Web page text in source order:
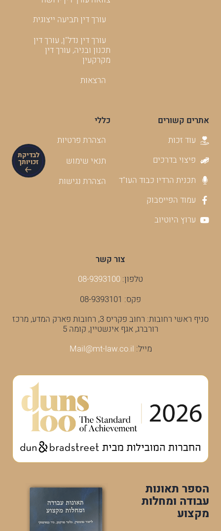
לבדיקת
זכויותך
עורך דין תביעה ייצוגית
עורך דין נדל"ן, עורך דין
תכנון ובניה, עורך דין
מקרקעין
הרצאות
אתרים קשורים
עוד זכות
פיצוי בדרכים
תכנית הרדיו כבוד העו"ד
עמוד הפייסבוק
ערוץ היוטיוב
כללי
הצהרת פרטיות
תנאי שימוש
הצהרת נגישות
צור קשר
טלפון: 08-9393100
פקס: 08-9393101
סניף ראשי רחובות: רחוב פקריס 3, רחובות פארק המדע, מרכז
רורברג, אגף אינשטיין, קומה 5
מייל: Mail@mt-law.co.il
הספר תאונות
עבודה ומחלות
מקצוע